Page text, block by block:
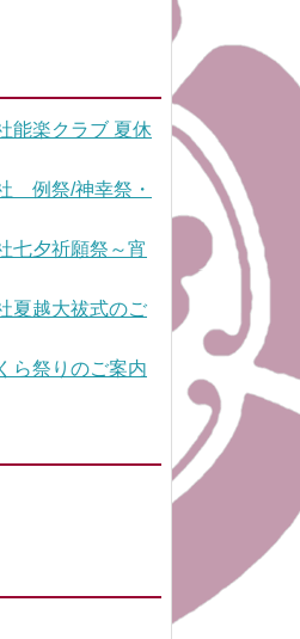
能楽クラブ 夏休
例祭/神幸祭・
夕祈願祭～宵
夏越大祓式のご
ら祭りのご案内